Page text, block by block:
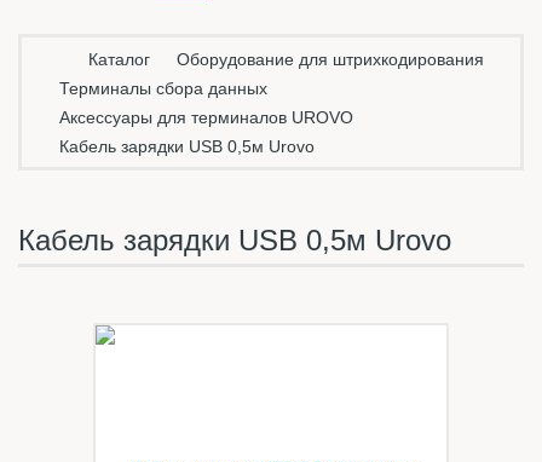
Каталог
Оборудование для штрихкодирования
Терминалы сбора данных
Аксессуары для терминалов UROVO
Кабель зарядки USB 0,5м Urovo
Кабель зарядки USB 0,5м Urovo